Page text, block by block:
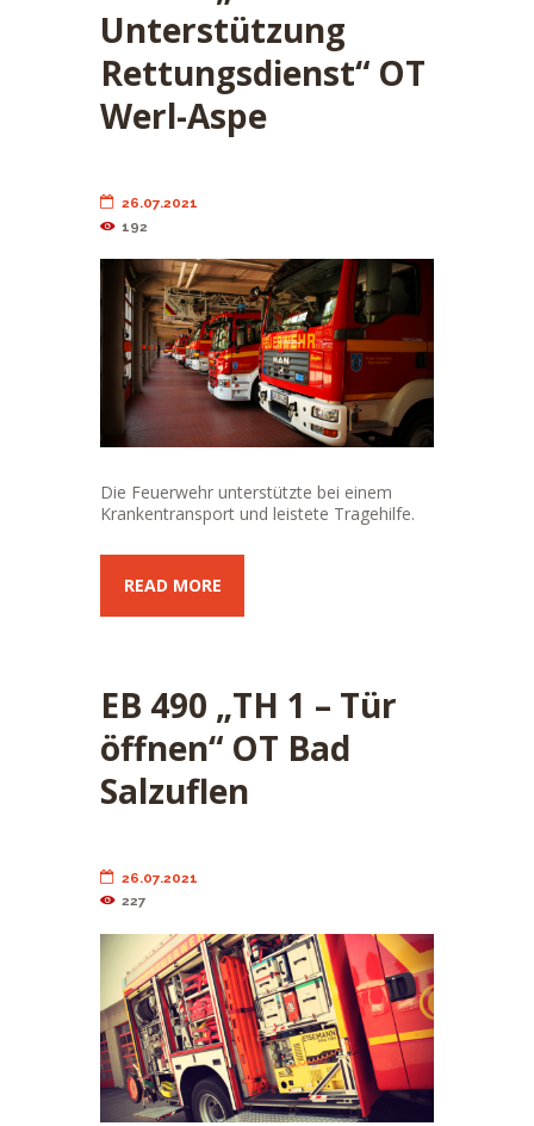
Unterstützung
Rettungsdienst“ OT
Werl-Aspe
26.07.2021
192
Die Feuerwehr unterstützte bei einem
Krankentransport und leistete Tragehilfe.
READ MORE
EB 490 „TH 1 – Tür
öffnen“ OT Bad
Salzuflen
26.07.2021
227